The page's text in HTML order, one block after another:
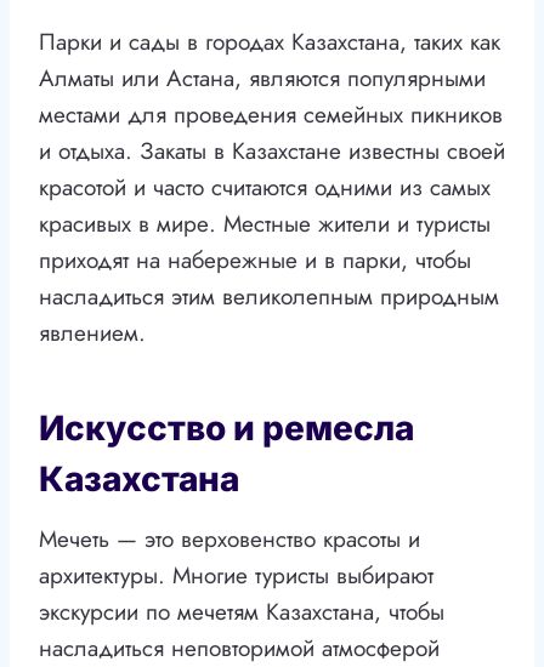
Парки и сады в городах Казахстана, таких как
Алматы или Астана, являются популярными
местами для проведения семейных пикников
и отдыха. Закаты в Казахстане известны своей
красотой и часто считаются одними из самых
красивых в мире. Местные жители и туристы
приходят на набережные и в парки, чтобы
насладиться этим великолепным природным
явлением.
Искусство и ремесла
Казахстана
Мечеть — это верховенство красоты и
архитектуры. Многие туристы выбирают
экскурсии по мечетям Казахстана, чтобы
насладиться неповторимой атмосферой